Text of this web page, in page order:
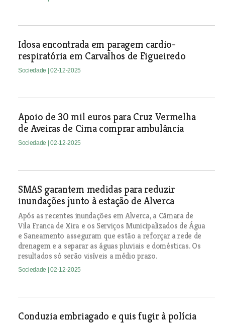
Idosa encontrada em paragem cardio-
respiratória em Carvalhos de Figueiredo
Sociedade | 02-12-2025
Apoio de 30 mil euros para Cruz Vermelha
de Aveiras de Cima comprar ambulância
Sociedade | 02-12-2025
SMAS garantem medidas para reduzir
inundações junto à estação de Alverca
Após as recentes inundações em Alverca, a Câmara de
Vila Franca de Xira e os Serviços Municipalizados de Água
e Saneamento asseguram que estão a reforçar a rede de
drenagem e a separar as águas pluviais e domésticas. Os
resultados só serão visíveis a médio prazo.
Sociedade | 02-12-2025
Conduzia embriagado e quis fugir à polícia